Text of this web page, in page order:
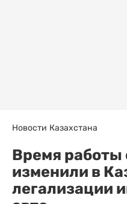
Новости Казахстана
Время
изменили в
легализации